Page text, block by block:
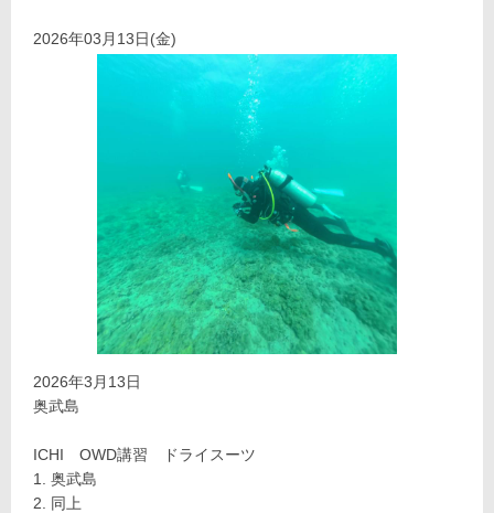
2026年03月13日(金)
2026年3月13日
奥武島
ICHI OWD講習 ドライスーツ
奥武島
同上